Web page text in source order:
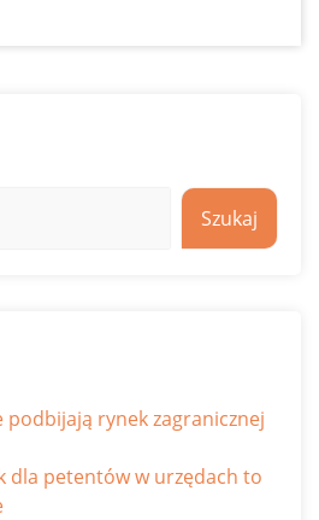
Szukaj
podbijają rynek zagranicznej
dla petentów w urzędach to